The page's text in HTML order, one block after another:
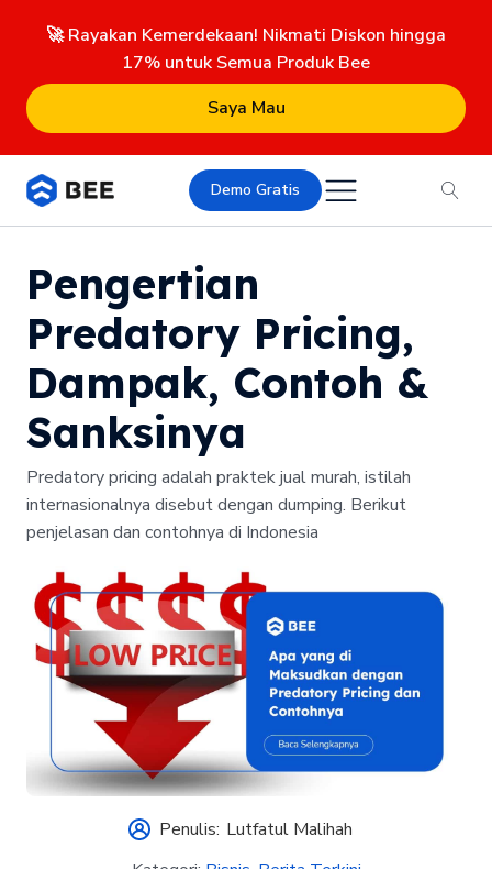
🚀 Rayakan Kemerdekaan! Nikmati Diskon hingga
17% untuk Semua Produk Bee
Saya Mau
Demo Gratis
Pengertian
Predatory Pricing,
Dampak, Contoh &
Sanksinya
Predatory pricing adalah praktek jual murah, istilah
internasionalnya disebut dengan dumping. Berikut
penjelasan dan contohnya di Indonesia
Penulis: Lutfatul Malihah